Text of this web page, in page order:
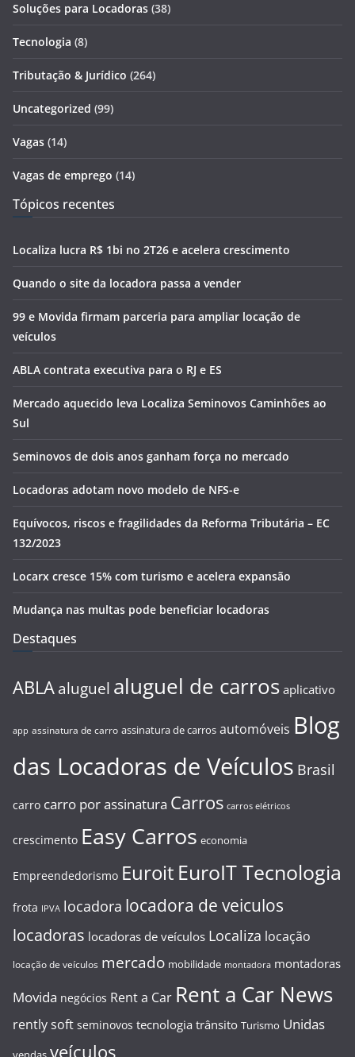
Soluções para Locadoras (38)
Tecnologia (8)
Tributação & Jurídico (264)
Uncategorized (99)
Vagas (14)
Vagas de emprego (14)
Tópicos recentes
Localiza lucra R$ 1bi no 2T26 e acelera crescimento
Quando o site da locadora passa a vender
99 e Movida firmam parceria para ampliar locação de
veículos
ABLA contrata executiva para o RJ e ES
Mercado aquecido leva Localiza Seminovos Caminhões ao
Sul
Seminovos de dois anos ganham força no mercado
Locadoras adotam novo modelo de NFS-e
Equívocos, riscos e fragilidades da Reforma Tributária – EC
132/2023
Locarx cresce 15% com turismo e acelera expansão
Mudança nas multas pode beneficiar locadoras
Destaques
ABLA aluguel aluguel de carros aplicativo
app assinatura de carro assinatura de carros automóveis Blog
das Locadoras de Veículos Brasil
carro carro por assinatura Carros carros elétricos
crescimento Easy Carros economia
Empreendedorismo Euroit EuroIT Tecnologia
frota IPVA locadora locadora de veiculos
locadoras locadoras de veículos Localiza locação
locação de veículos mercado mobilidade montadora montadoras
Movida negócios Rent a Car Rent a Car News
rently soft seminovos tecnologia trânsito Turismo Unidas
veículos